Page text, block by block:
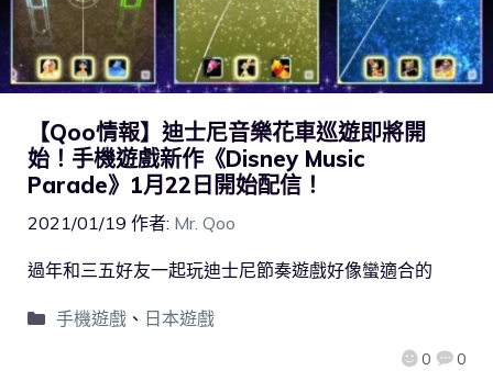
【Qoo情報】迪士尼音樂花車巡遊即將開
始！手機遊戲新作《Disney Music
Parade》1月22日開始配信！
2021/01/19 作者: Mr. Qoo
0 0
過年和三五好友一起玩迪士尼節奏遊戲好像蠻適合的
手機遊戲、 日本遊戲